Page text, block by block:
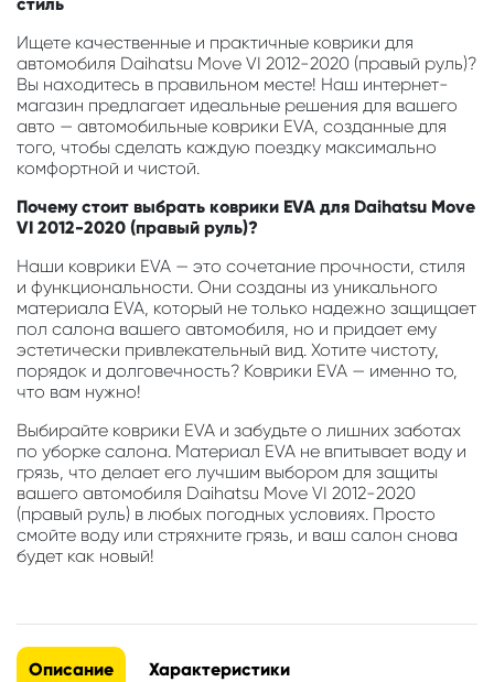
Ищете качественные и практичные коврики для
автомобиля Daihatsu Move VI 2012-2020 (правый руль)?
Вы находитесь в правильном месте! Наш интернет-
магазин предлагает идеальные решения для вашего
авто — автомобильные коврики EVA, созданные для
того, чтобы сделать каждую поездку максимально
комфортной и чистой.
Почему стоит выбрать коврики EVA для Daihatsu Move
VI 2012-2020 (правый руль)?
Наши коврики EVA — это сочетание прочности, стиля
и функциональности. Они созданы из уникального
материала EVA, который не только надежно защищает
пол салона вашего автомобиля, но и придает ему
эстетически привлекательный вид. Хотите чистоту,
порядок и долговечность? Коврики EVA — именно то,
что вам нужно!
Выбирайте коврики EVA и забудьте о лишних заботах
по уборке салона. Материал EVA не впитывает воду и
грязь, что делает его лучшим выбором для защиты
вашего автомобиля Daihatsu Move VI 2012-2020
(правый руль) в любых погодных условиях. Просто
смойте воду или стряхните грязь, и ваш салон снова
будет как новый!
Описание Характеристики